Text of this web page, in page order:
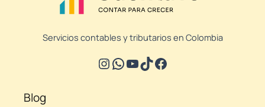
Servicios contables y tributarios en Colombia
Blog